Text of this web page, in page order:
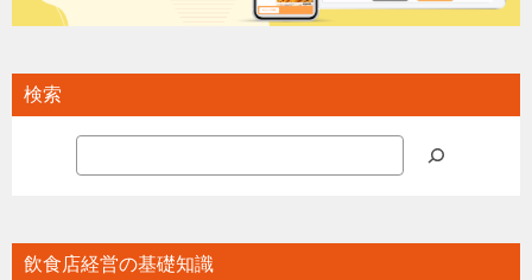
検索
飲食店経営の基礎知識